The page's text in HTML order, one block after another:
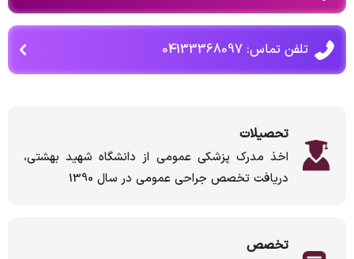
تلفن تماس: 04133368097
تحصیلات
اخذ مدرک پزشکی عمومی از دانشگاه شهید بهشتی،
دریافت تخصص جراحی عمومی در سال 1390
تخصص